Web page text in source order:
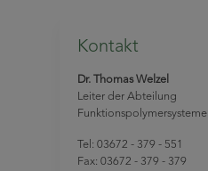
Kontakt
Dr. Thomas Welzel
Leiter der Abteilung
Funktionspolymersysteme
Tel: 03672 - 379 - 551
Fax: 03672 - 379 - 379